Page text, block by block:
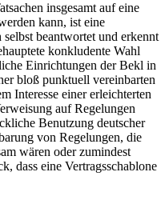
insgesamt auf eine
kann, ist eine
beantwortet und erkennt
konkludente Wahl
Einrichtungen der Bekl in
bloß punktuell vereinbarten
Interesse einer erleichterten
auf Regelungen
Benutzung deutscher
von Regelungen, die
wären oder zumindest
dass eine Vertragsschablone